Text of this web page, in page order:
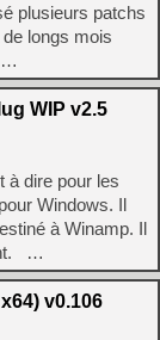
plusieurs patchs
longs mois
…
WIP v2.5
à dire pour les
Windows. Il
à Winamp. Il
…
v0.106